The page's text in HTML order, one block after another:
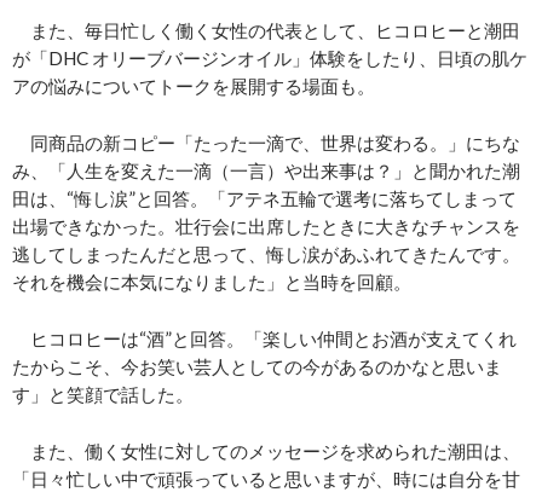
また、毎日忙しく働く女性の代表として、ヒコロヒーと潮田
が「DHC オリーブバージンオイル」体験をしたり、日頃の肌ケ
アの悩みについてトークを展開する場面も。
同商品の新コピー「たった一滴で、世界は変わる。」にちな
み、「人生を変えた一滴（一言）や出来事は？」と聞かれた潮
田は、“悔し涙”と回答。「アテネ五輪で選考に落ちてしまって
出場できなかった。壮行会に出席したときに大きなチャンスを
逃してしまったんだと思って、悔し涙があふれてきたんです。
それを機会に本気になりました」と当時を回顧。
ヒコロヒーは“酒”と回答。「楽しい仲間とお酒が支えてくれ
たからこそ、今お笑い芸人としての今があるのかなと思いま
す」と笑顔で話した。
また、働く女性に対してのメッセージを求められた潮田は、
「日々忙しい中で頑張っていると思いますが、時には自分を甘